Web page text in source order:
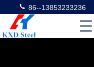
86--13853233236